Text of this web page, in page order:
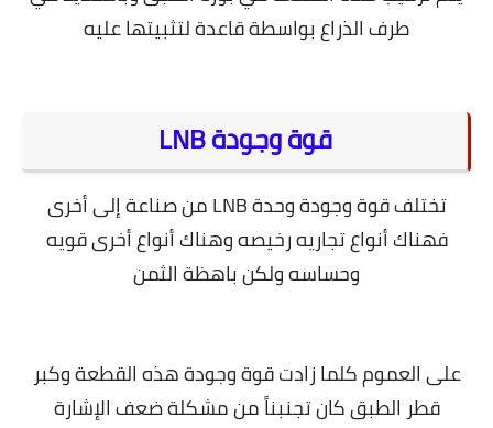
طرف الذراع بواسطة قاعدة لتثبيتها عليه
قوة وجودة LNB
تختلف قوة وجودة وحدة LNB من صناعة إلى أخرى
فهناك أنواع تجاريه رخيصه وهناك أنواع أخرى قويه
وحساسه ولكن باهظة الثمن
على العموم كلما زادت قوة وجودة هذه القطعة وكبر
قطر الطبق كان تجنبناً من مشكلة ضعف الإشارة